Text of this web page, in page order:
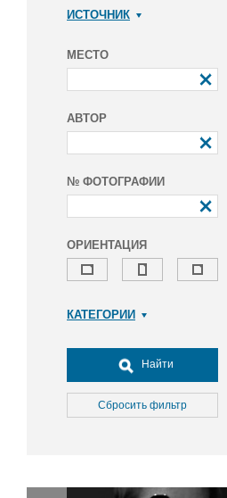
ИСТОЧНИК
МЕСТО
АВТОР
№ ФОТОГРАФИИ
ОРИЕНТАЦИЯ
КАТЕГОРИИ
Досуг, туризм и отдых
Культура
Медицина
Окружающая среда
Найти
Сбросить фильтр